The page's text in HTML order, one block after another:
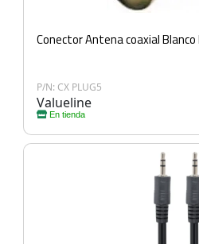
Conector Antena coaxial Blanco
P/N: CX PLUG5
Valueline
En tienda